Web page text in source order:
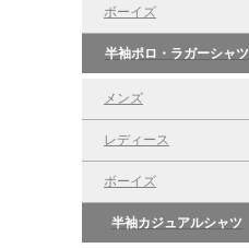
ボーイズ
半袖ポロ・ラガーシャツ
メンズ
レディース
ボーイズ
半袖カジュアルシャツ